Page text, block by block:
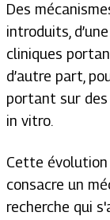
Des
introduits,
cliniques
d’autre part,
portant sur
in vitro.
Cette
consacre un
recherche qui